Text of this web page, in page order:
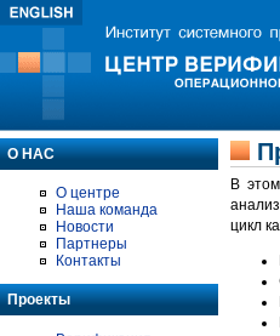
О НАС
О центре
Наша команда
Новости
Партнеры
Контакты
Проекты
В
цикл